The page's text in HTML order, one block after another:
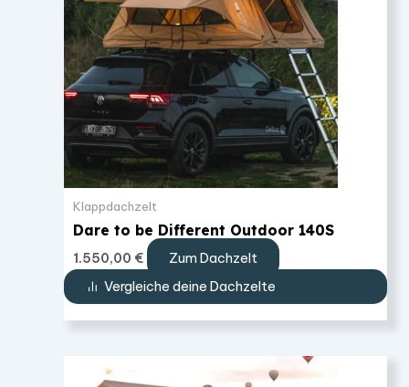
Klappdachzelt
Dare to be Different Outdoor 140S
1.550,00 €
Zum Dachzelt
Vergleiche deine Dachzelte